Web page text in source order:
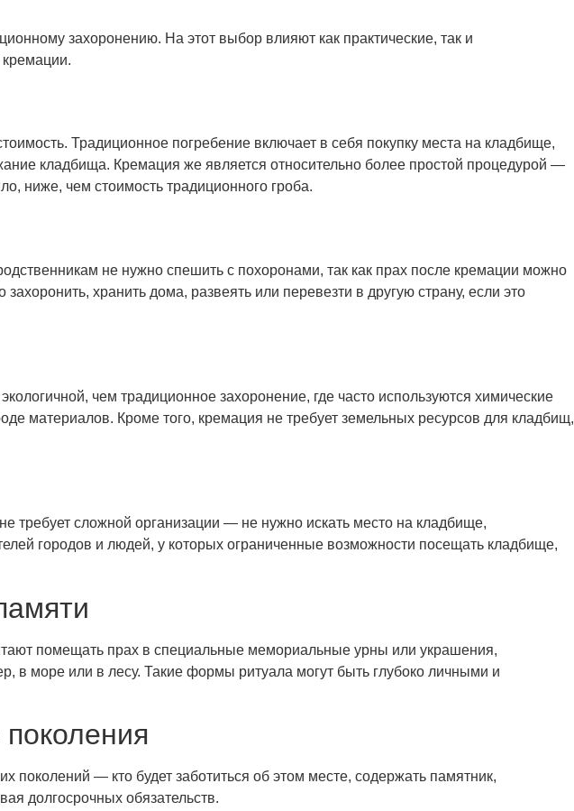
захоронению. На этот выбор влияют как практические, так и
Традиционное погребение включает в себя покупку места на кладбище,
кладбища. Кремация же является относительно более простой процедурой —
ниже, чем стоимость традиционного гроба.
не нужно спешить с похоронами, так как прах после кремации можно
хранить дома, развеять или перевезти в другую страну, если это
чем традиционное захоронение, где часто используются химические
материалов. Кроме того, кремация не требует земельных ресурсов для кладбищ,
требует сложной организации — не нужно искать место на кладбище,
городов и людей, у которых ограниченные возможности посещать кладбище,
помещать прах в специальные мемориальные урны или украшения,
в море или в лесу. Такие формы ритуала могут быть глубоко личными и
— кто будет заботиться об этом месте, содержать памятник,
долгосрочных обязательств.